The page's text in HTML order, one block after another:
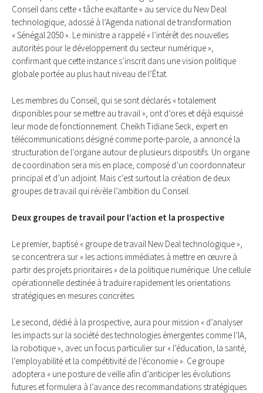
Conseil dans cette « tâche exaltante » au service du New Deal
technologique, adossé à l’Agenda national de transformation
« Sénégal 2050 ». Le ministre a rappelé « l’intérêt des nouvelles
autorités pour le développement du secteur numérique »,
confirmant que cette instance s’inscrit dans une vision politique
globale portée au plus haut niveau de l’État.
Les membres du Conseil, qui se sont déclarés « totalement
disponibles pour se mettre au travail », ont d’ores et déjà esquissé
leur mode de fonctionnement. Cheikh Tidiane Seck, expert en
télécommunications désigné comme porte-parole, a annoncé la
structuration de l’organe autour de plusieurs dispositifs. Un organe
de coordination sera mis en place, composé d’un coordonnateur
principal et d’un adjoint. Mais c’est surtout la création de deux
groupes de travail qui révèle l’ambition du Conseil.
Deux groupes de travail pour l’action et la prospective
Le premier, baptisé « groupe de travail New Deal technologique »,
se concentrera sur « les actions immédiates à mettre en œuvre à
partir des projets prioritaires » de la politique numérique. Une cellule
opérationnelle destinée à traduire rapidement les orientations
stratégiques en mesures concrètes.
Le second, dédié à la prospective, aura pour mission « d’analyser
les impacts sur la société des technologies émergentes comme l’IA,
la robotique », avec un focus particulier sur « l’éducation, la santé,
l’employabilité et la compétitivité de l’économie ». Ce groupe
adoptera « une posture de veille afin d’anticiper les évolutions
futures et formulera à l’avance des recommandations stratégiques